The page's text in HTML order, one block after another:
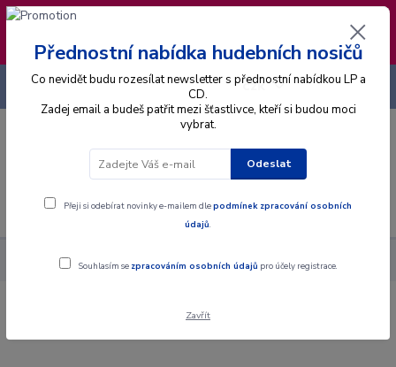
❣️ Od 4.8. do 13.8. čerpám dovolenou. Datum
expedice objednávek se posouvá na pátek
14.8.2026 🐋
Menu
CZK
+420 725 736 293
Hudební styly Muzikál
Přednostní nabídka hudebních nosičů
Co nevidět budu rozesílat newsletter s přednostní nabídkou LP a
CD.
Zadej email a budeš patřit mezi šťastlivce, kteří si budou moci
vybrat.
Odeslat
Přeji si odebírat novinky e-mailem dlepodmínek zpracování osobních
údajů.
Souhlasím se zpracováním osobních údajů pro účely registrace.
Zavřít